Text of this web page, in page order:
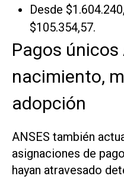
Desde
$105.354,57.
Pagos únicos
nacimiento,
adopción
ANSES también
asignaciones de
hayan atravesado